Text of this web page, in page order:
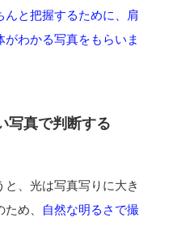
んと把握するために、肩
わかる写真をもらいま
写真で判断する
、光は写真写りに大き
め、
自然な明るさで撮